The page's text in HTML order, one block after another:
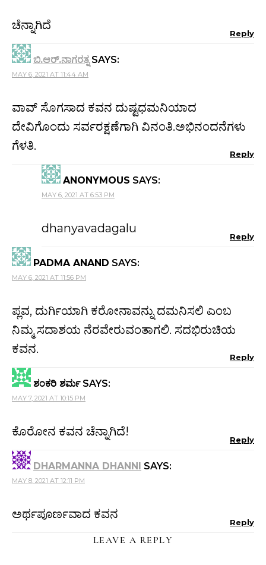
ಚೆನ್ನಾಗಿದೆ
Reply
ಬಿ.ಆರ್.ನಾಗರತ್ನ SAYS:
MAY 6, 2021 AT 11:44 AM
ವಾವ್ ಸೊಗಸಾದ ಕವನ ದುಷ್ಟಧಮನಿಯಾದ
ದೇವಿಗೊಂದು ಸರ್ವರಕ್ಷಣೆಗಾಗಿ ವಿನಂತಿ.ಅಭಿನಂದನೆಗಳು
ಗೆಳತಿ.
Reply
ANONYMOUS SAYS:
MAY 6, 2021 AT 6:53 PM
dhanyavadagalu
Reply
PADMA ANAND SAYS:
MAY 6, 2021 AT 11:56 PM
ಪ್ಲವ, ದುರ್ಗಿಯಾಗಿ ಕರೋನಾವನ್ನು ದಮನಿಸಲಿ ಎಂಬ
ನಿಮ್ಮ ಸದಾಶಯ ನೆರವೇರುವಂತಾಗಲಿ. ಸದಭಿರುಚಿಯ
ಕವನ.
Reply
ಶಂಕರಿ ಶರ್ಮ SAYS:
MAY 7, 2021 AT 10:15 PM
ಕೊರೋನ ಕವನ ಚೆನ್ನಾಗಿದೆ!
Reply
DHARMANNA DHANNI SAYS:
MAY 8, 2021 AT 12:11 PM
ಅರ್ಥಪೂರ್ಣವಾದ ಕವನ
Reply
LEAVE A REPLY